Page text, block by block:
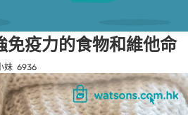
免疫力的食物和維他命
妹 6936